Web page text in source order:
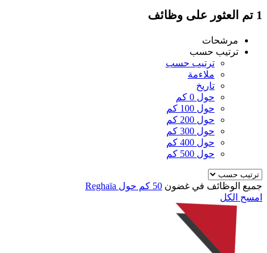
1 تم العثور على وظائف
مرشحات
ترتيب حسب
ترتيب حسب
ملاءمة
تاريخ
حول 0 كم
حول 100 كم
حول 200 كم
حول 300 كم
حول 400 كم
حول 500 كم
جميع الوظائف في غضون 50 كم حول Reghaïa
امسح الكل